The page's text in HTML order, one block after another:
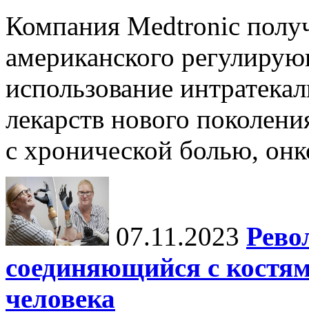
Компания Medtronic
американского
использование
лекарств нового
с хронической болью,
07.11.2023
соединяющийся с
человека